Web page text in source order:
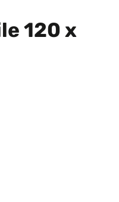
120 x